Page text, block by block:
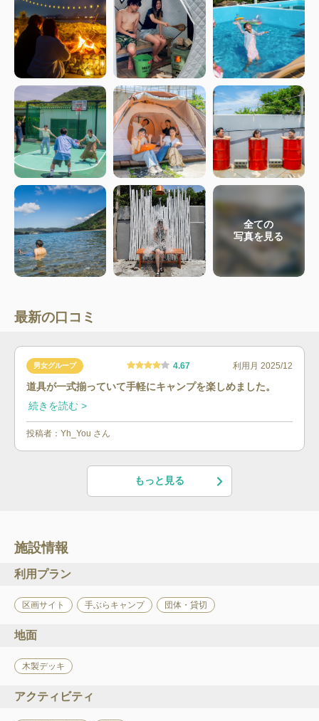
全ての
写真を見る
最新の口コミ
男女グループ 4.67 利用月 2025/12
道具が一式揃っていて手軽にキャンプを楽しめました。
続きを読む >
投稿者： Yh_You さん
もっと見る
施設情報
利用プラン
区画サイト 手ぶらキャンプ 団体・貸切
地面
木製デッキ
アクティビティ